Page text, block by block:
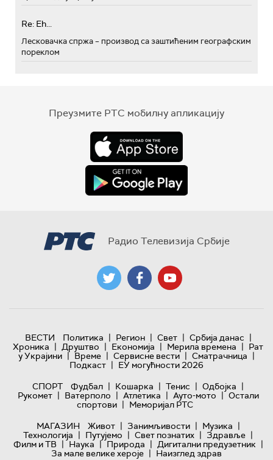
Re: Eh...
Лесковачка спржа – производ са заштићеним географским
пореклом
Преузмите РТС мобилну апликацију
Радио Телевизија Србије
ВЕСТИ Политика | Регион | Свет | Србија данас |
Хроника | Друштво | Економија | Мерила времена | Рат
у Украјини | Време | Сервисне вести | Сматрачница |
Подкаст | ЕУ могућности 2026
СПОРТ
Фудбал | Кошарка | Тенис | Одбојка |
Рукомет | Ватерполо | Атлетика | Ауто-мото | Остали
спортови | Меморијал РТС
МАГАЗИН
Живот | Занимљивости | Музика |
Технологијa | Путујемо | Свет познатих | Здравље |
Филм и ТВ | Наука | Природа | Дигитални предузетник |
За мале велике хероје | Наизглед здрав